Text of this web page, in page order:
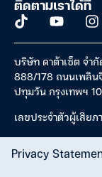
ติดตามเราได้ที่
บริษัท ดาต้าเซ็ต จำกั
888/178 ถนนเพลิน
ปทุมวัน กรุงเทพฯ
เลขประจำตัวผู้เสีย
Privacy